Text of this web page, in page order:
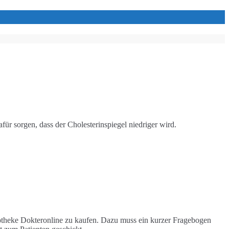
sorgen, dass der Cholesterinspiegel niedriger wird.
Dokteronline zu kaufen. Dazu muss ein kurzer Fragebogen